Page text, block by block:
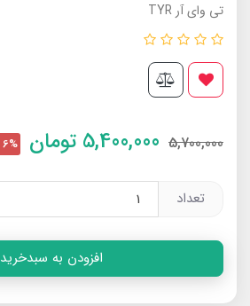
تی وای آر TYR
5,700,000
5,400,000 تومان 6% تخفیف
تعداد
افزودن به سبدخرید